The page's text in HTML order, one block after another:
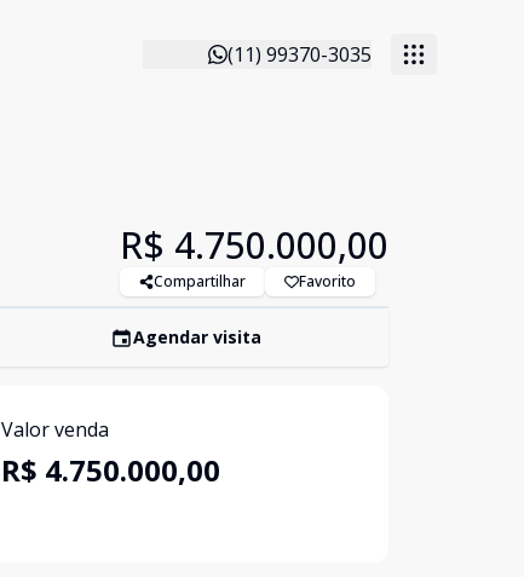
(11) 99370-3035
R$ 4.750.000,00
Compartilhar Favorito
Agendar visita
Valor venda
R$ 4.750.000,00